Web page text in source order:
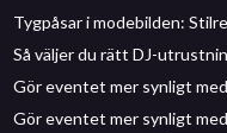
Tygpåsar i modebilden:
Så väljer du rätt DJ-
Gör eventet mer synligt
Gör eventet mer synligt